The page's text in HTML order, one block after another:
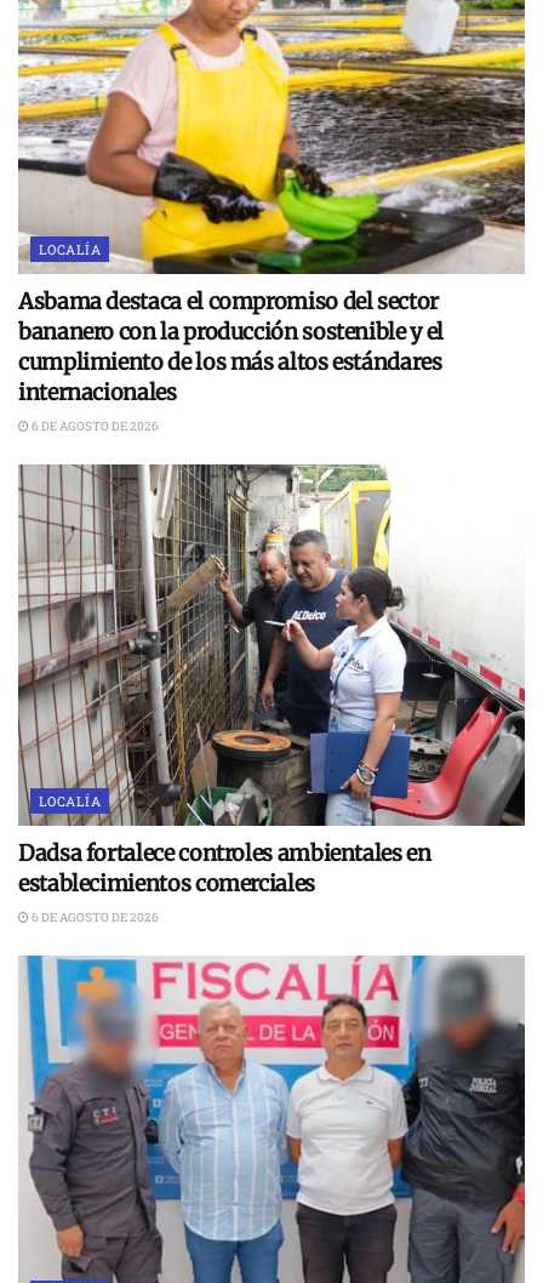
LOCALÍA
Asbama destaca el compromiso del sector
bananero con la producción sostenible y el
cumplimiento de los más altos estándares
internacionales
6 DE AGOSTO DE 2026
LOCALÍA
Dadsa fortalece controles ambientales en
establecimientos comerciales
6 DE AGOSTO DE 2026